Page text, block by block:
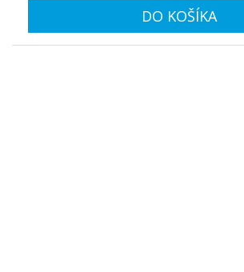
DO KOŠÍKA